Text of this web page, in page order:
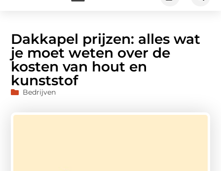
Dakkapel prijzen: alles wat
je moet weten over de
kosten van hout en
kunststof
Bedrijven